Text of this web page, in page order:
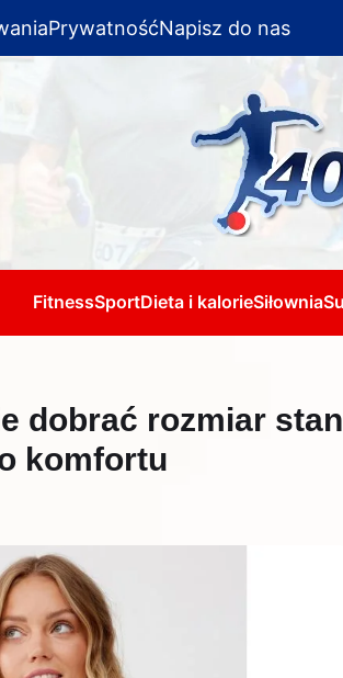
PrywatnośćNapisz do nas
FitnessSportDieta i kalorieSiłownia
dobrać rozmiar
komfortu